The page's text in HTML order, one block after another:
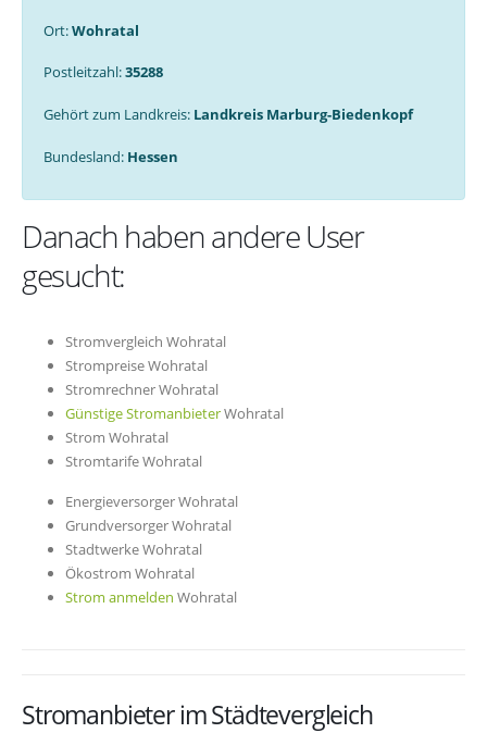
Ort:Wohratal
Postleitzahl:35288
Gehört zum Landkreis: Landkreis Marburg-Biedenkopf
Bundesland: Hessen
Danach haben andere User
gesucht:
Stromvergleich Wohratal
Strompreise Wohratal
Stromrechner Wohratal
Günstige StromanbieterWohratal
Strom Wohratal
Stromtarife Wohratal
Energieversorger Wohratal
Grundversorger Wohratal
Stadtwerke Wohratal
Ökostrom Wohratal
Strom anmelden Wohratal
Stromanbieter im Städtevergleich